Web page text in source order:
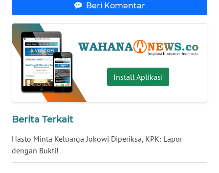
Beri Komentar
Install Aplikasi
Berita Terkait
Hasto Minta Keluarga Jokowi Diperiksa, KPK: Lapor
dengan Bukti!
SUMBAR
WN
SUMSEL
WN
BENGKULU
LAMPUNG
WN